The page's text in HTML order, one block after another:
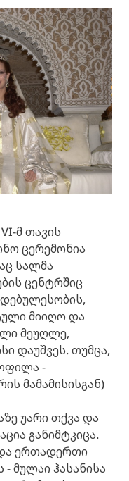
მ თავის
ცერემონია
სალმა
ცენტრშიც
მიიღო და
მეუღლე,
დაუშვეს. თუმცა,
-
მამამისისგან)
უარი თქვა და
განიმტკიცა.
ერთადერთი
- მულაი ჰასანისა